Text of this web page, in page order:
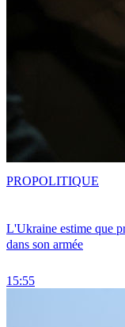
L'Ukraine estime que
dans son armée
15:55
PROPOLITIQUE